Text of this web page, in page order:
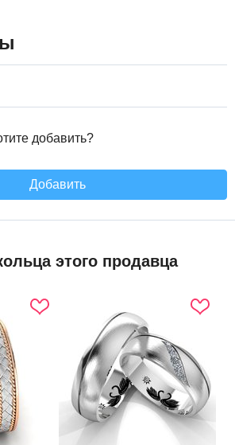
добавить?
Добавить
этого продавца